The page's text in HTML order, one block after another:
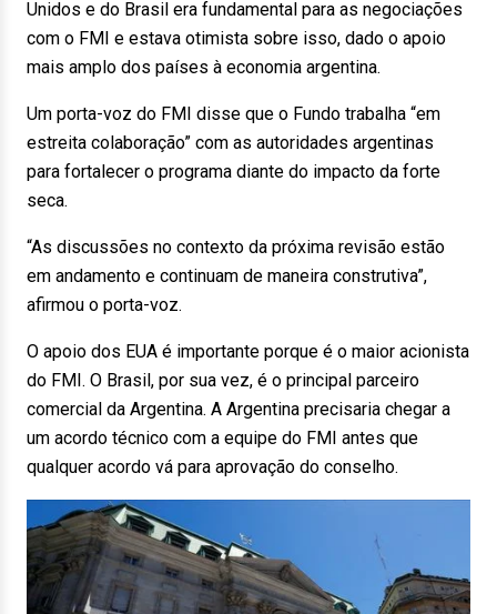
Unidos e do Brasil era fundamental para as negociações
com o FMI e estava otimista sobre isso, dado o apoio
mais amplo dos países à economia argentina.
Um porta-voz do FMI disse que o Fundo trabalha “em
estreita colaboração” com as autoridades argentinas
para fortalecer o programa diante do impacto da forte
seca.
“As discussões no contexto da próxima revisão estão
em andamento e continuam de maneira construtiva”,
afirmou o porta-voz.
O apoio dos EUA é importante porque é o maior acionista
do FMI. O Brasil, por sua vez, é o principal parceiro
comercial da Argentina. A Argentina precisaria chegar a
um acordo técnico com a equipe do FMI antes que
qualquer acordo vá para aprovação do conselho.